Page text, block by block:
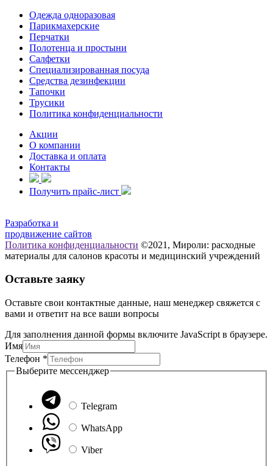
Одежда одноразовая
Парикмахерские
Перчатки
Полотенца и простыни
Салфетки
Специализированная посуда
Средства дезинфекции
Тапочки
Трусики
Политика конфиденциальности
Акции
О компании
Доставка и оплата
Контакты
Получить прайс-лист
Разработка и
продвижение сайтов
Политика конфиденциальности ©2021, Мироли: расходные
материалы для салонов красоты и медицинский учреждений
Оставьте заяку
Оставьте свои контактные данные, наш менеджер свяжется с
вами и ответит на все ваши вопросы
Для заполнения данной формы включите JavaScript в браузере.
Телефон
Имя
мессенджер
Имя
Телефон *
Выберите мессенджер
Telegram
WhatsApp
Viber